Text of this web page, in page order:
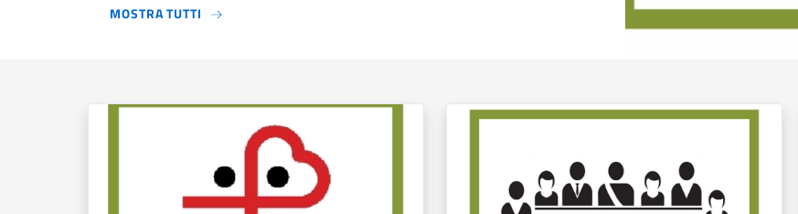
MOSTRA TUTTI